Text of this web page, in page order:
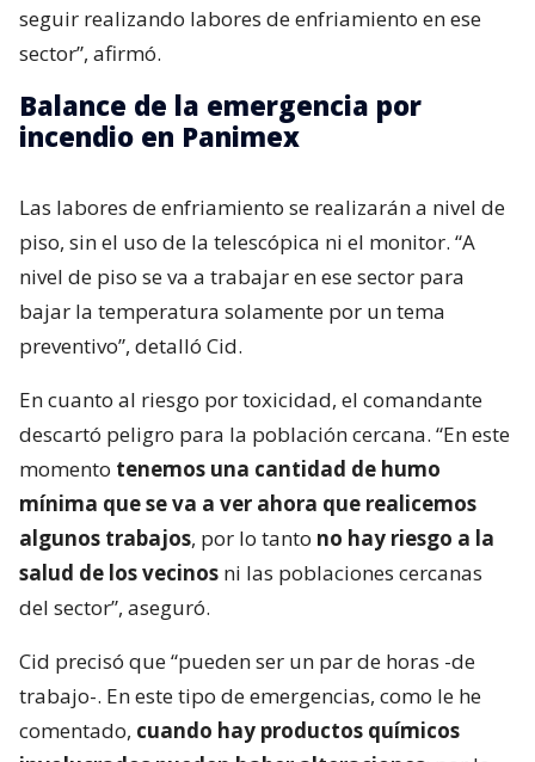
seguir realizando labores de enfriamiento en ese
sector”, afirmó.
Balance de la emergencia por
incendio en Panimex
Las labores de enfriamiento se realizarán a nivel de
piso, sin el uso de la telescópica ni el monitor. “A
nivel de piso se va a trabajar en ese sector para
bajar la temperatura solamente por un tema
preventivo”, detalló Cid.
En cuanto al riesgo por toxicidad, el comandante
descartó peligro para la población cercana. “En este
momento tenemos una cantidad de humo
mínima que se va a ver ahora que realicemos
algunos trabajos, por lo tanto no hay riesgo a la
salud de los vecinos ni las poblaciones cercanas
del sector”, aseguró.
Cid precisó que “pueden ser un par de horas -de
trabajo-. En este tipo de emergencias, como le he
comentado, cuando hay productos químicos